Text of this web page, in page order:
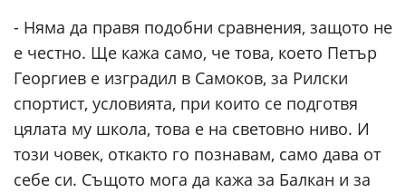
- Няма да правя подобни сравнения, защото не
е честно. Ще кажа само, че това, което Петър
Георгиев е изградил в Самоков, за Рилски
спортист, условията, при които се подготвя
цялата му школа, това е на световно ниво. И
този човек, откакто го познавам, само дава от
себе си. Същото мога да кажа за Балкан и за